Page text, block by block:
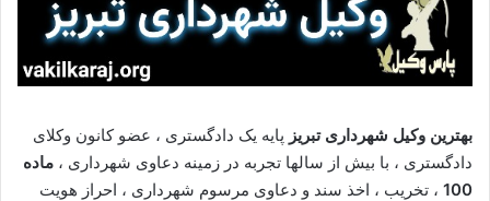
بهترین وکیل شهرداری تبریز پایه یک دادگستری ، عضو کانون وکلای
دادگستری ، با بیش از سالها تجربه در زمینه دعاوی شهرداری ، ماده
100 ، تخریب ، اخذ سند و دعاوی مرسوم شهرداری ، احراز هویت